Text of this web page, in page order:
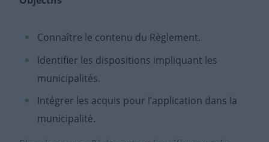
Connaître le contenu du Règlement.
Identifier les dispositions impliquant les
municipalités.
Intégrer les acquis pour l’application dans la
municipalité.